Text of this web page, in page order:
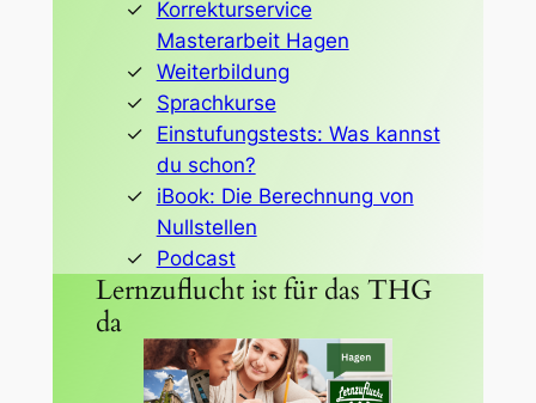
Korrekturservice
Masterarbeit Hagen
Weiterbildung
Sprachkurse
Einstufungstests: Was kannst
du schon?
iBook: Die Berechnung von
Nullstellen
Podcast
Lernzuflucht ist für das THG
da